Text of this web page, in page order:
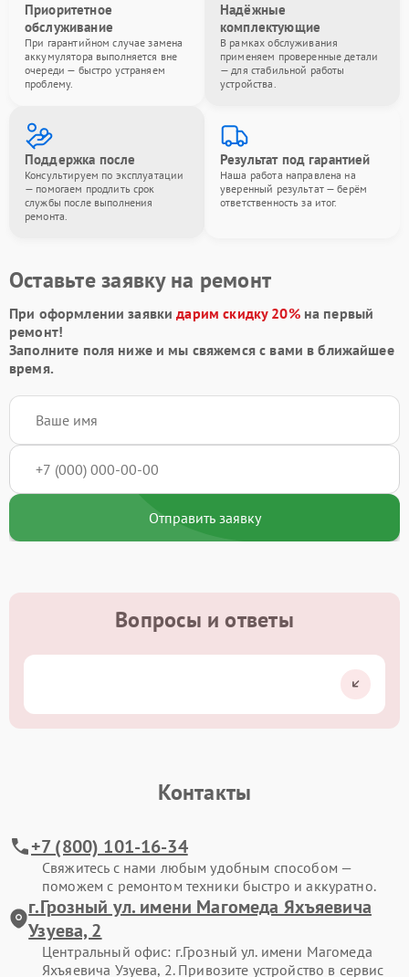
Приоритетное
обслуживание
При гарантийном случае замена
аккумулятора выполняется вне
очереди — быстро устраняем
проблему.
Надёжные
комплектующие
В рамках обслуживания
применяем проверенные детали
— для стабильной работы
устройства.
Поддержка после
Консультируем по эксплуатации
— помогаем продлить срок
службы после выполнения
ремонта.
Результат под гарантией
Наша работа направлена на
уверенный результат — берём
ответственность за итог.
Оставьте заявку на ремонт
При оформлении заявкидарим скидку 20%на первый
ремонт!
Заполните поля ниже и мы свяжемся с вами в ближайшее
время.
Отправить заявку
Вопросы и ответы
Контакты
+7 (800) 101-16-34
Свяжитесь с нами любым удобным способом —
поможем с ремонтом техники быстро и аккуратно.
г.Грозный ул. имени Магомеда Яхъяевича
Узуева, 2
Центральный офис: г.Грозный ул. имени Магомеда
Яхъяевича Узуева, 2. Привозите устройство в сервис